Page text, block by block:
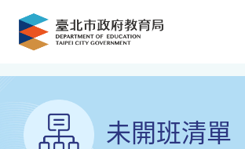
跳到主要內容
未開班清單